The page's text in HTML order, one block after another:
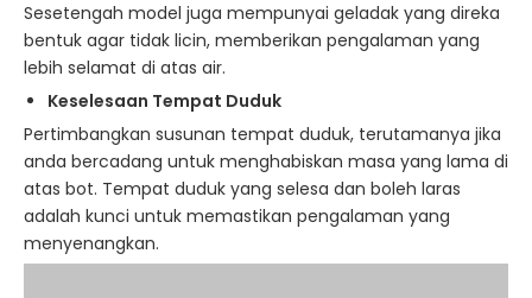
Sesetengah model juga mempunyai geladak yang direka
bentuk agar tidak licin, memberikan pengalaman yang
lebih selamat di atas air.
Keselesaan Tempat Duduk
Pertimbangkan susunan tempat duduk, terutamanya jika
anda bercadang untuk menghabiskan masa yang lama di
atas bot. Tempat duduk yang selesa dan boleh laras
adalah kunci untuk memastikan pengalaman yang
menyenangkan.